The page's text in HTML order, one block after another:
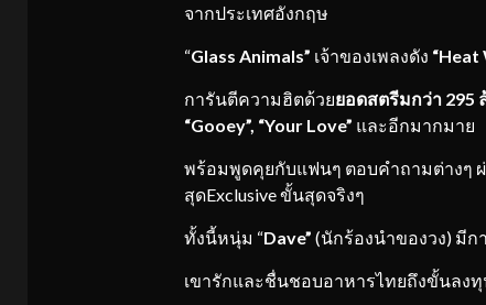
จากประเทศอังกฤษ
“Glass Animals” เจ้าของเพลงดัง “Heat
การันตีความฮิตด้วยยอดสตรีมกว่า 295
“Gooey”, “Your Love” และอีกมากมาย
พร้อมพูดคุยกับแฟนๆ ตอบคำถามต่างๆ
สุดExclusive ขั้นสุดจริงๆ
ทั้งนี้หนุ่ม “Dave” (นักร้องนำของวง) มีก
เขารักและชื่นชอบอาหารไทยถึงขั้นลงทุ